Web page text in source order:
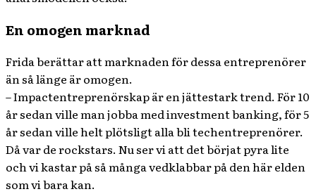
En omogen marknad
Frida berättar att marknaden för dessa entreprenörer
än så länge är omogen.
– Impactentreprenörskap är en jättestark trend. För 10
år sedan ville man jobba med investment banking, för 5
år sedan ville helt plötsligt alla bli techentreprenörer.
Då var de rockstars. Nu ser vi att det börjat pyra lite
och vi kastar på så många vedklabbar på den här elden
som vi bara kan.